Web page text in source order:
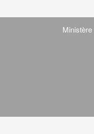
Navigation
transverse